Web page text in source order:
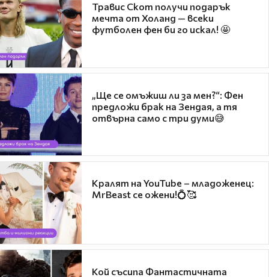
Травис Скот получи подарък
мечта от Холанд — всеки
футболен фен би го искал! 🤩
„Ще се омъжиш ли за мен?“: Фен
предложи брак на Зендая, а тя
отвърна само с три думи😅
Кралят на YouTube – младоженец:
MrBeast се ожени!💍🥰
Кой съсипа Фантастичната